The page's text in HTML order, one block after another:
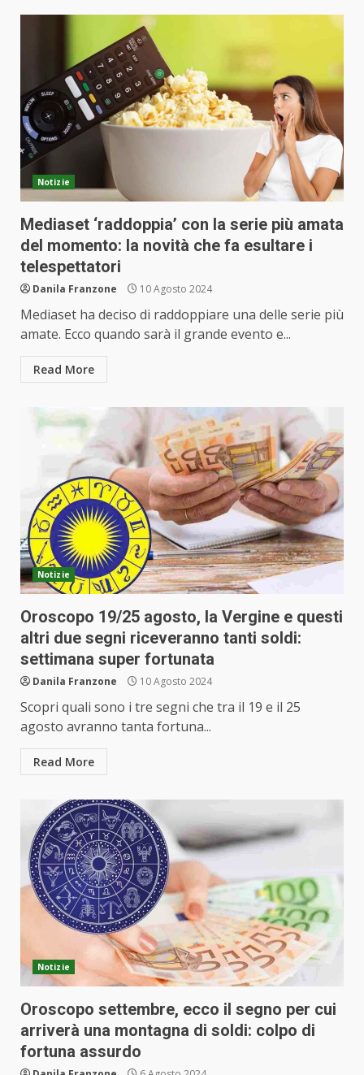
Notizie
Mediaset ‘raddoppia’ con la serie più amata
del momento: la novità che fa esultare i
telespettatori
Danila Franzone 10 Agosto 2024
Mediaset ha deciso di raddoppiare una delle serie più
amate. Ecco quando sarà il grande evento e...
Read More
Notizie
Oroscopo 19/25 agosto, la Vergine e questi
altri due segni riceveranno tanti soldi:
settimana super fortunata
Danila Franzone 10 Agosto 2024
Scopri quali sono i tre segni che tra il 19 e il 25
agosto avranno tanta fortuna...
Read More
Notizie
Oroscopo settembre, ecco il segno per cui
arriverà una montagna di soldi: colpo di
fortuna assurdo